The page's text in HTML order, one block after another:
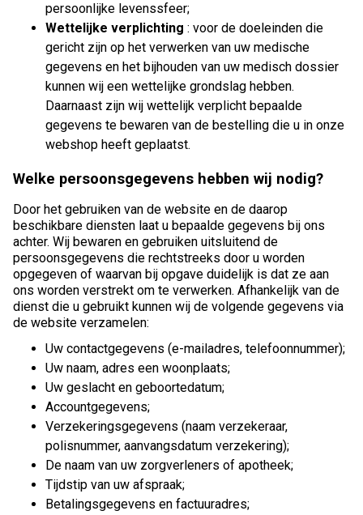
persoonlijke levenssfeer;
Wettelijke verplichting : voor de doeleinden die
gericht zijn op het verwerken van uw medische
gegevens en het bijhouden van uw medisch dossier
kunnen wij een wettelijke grondslag hebben.
Daarnaast zijn wij wettelijk verplicht bepaalde
gegevens te bewaren van de bestelling die u in onze
webshop heeft geplaatst.
Welke persoonsgegevens hebben wij nodig?
Door het gebruiken van de website en de daarop
beschikbare diensten laat u bepaalde gegevens bij ons
achter. Wij bewaren en gebruiken uitsluitend de
persoonsgegevens die rechtstreeks door u worden
opgegeven of waarvan bij opgave duidelijk is dat ze aan
ons worden verstrekt om te verwerken. Afhankelijk van de
dienst die u gebruikt kunnen wij de volgende gegevens via
de website verzamelen:
Uw contactgegevens (e-mailadres, telefoonnummer);
Uw naam, adres een woonplaats;
Uw geslacht en geboortedatum;
Accountgegevens;
Verzekeringsgegevens (naam verzekeraar,
polisnummer, aanvangsdatum verzekering);
De naam van uw zorgverleners of apotheek;
Tijdstip van uw afspraak;
Betalingsgegevens en factuuradres;